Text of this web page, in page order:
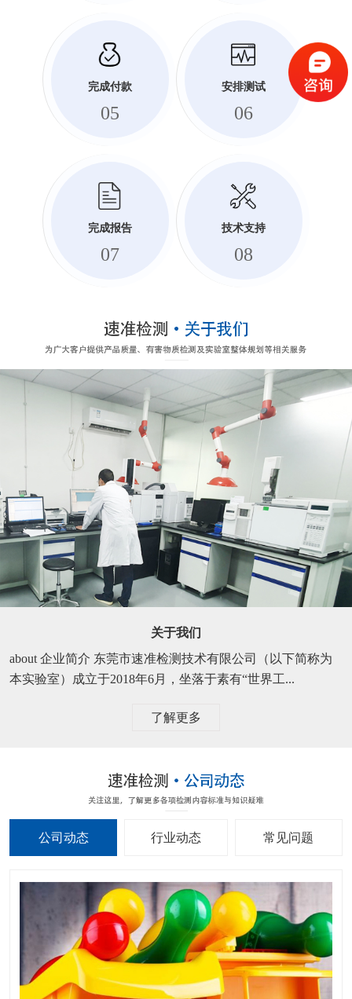
完成付款
05
安排测试
06
完成报告
07
技术支持
08
关于我们
about 企业简介 东莞市速准检测技术有限公司（以下简称为
本实验室）成立于2018年6月，坐落于素有“世界工...
了解更多
公司动态 行业动态 常见问题